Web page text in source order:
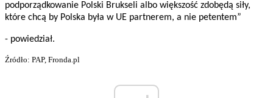
podporządkowanie Polski Brukseli albo większość zdobędą siły,
które chcą by Polska była w UE partnerem, a nie petentem”
- powiedział.
Źródło: PAP, Fronda.pl